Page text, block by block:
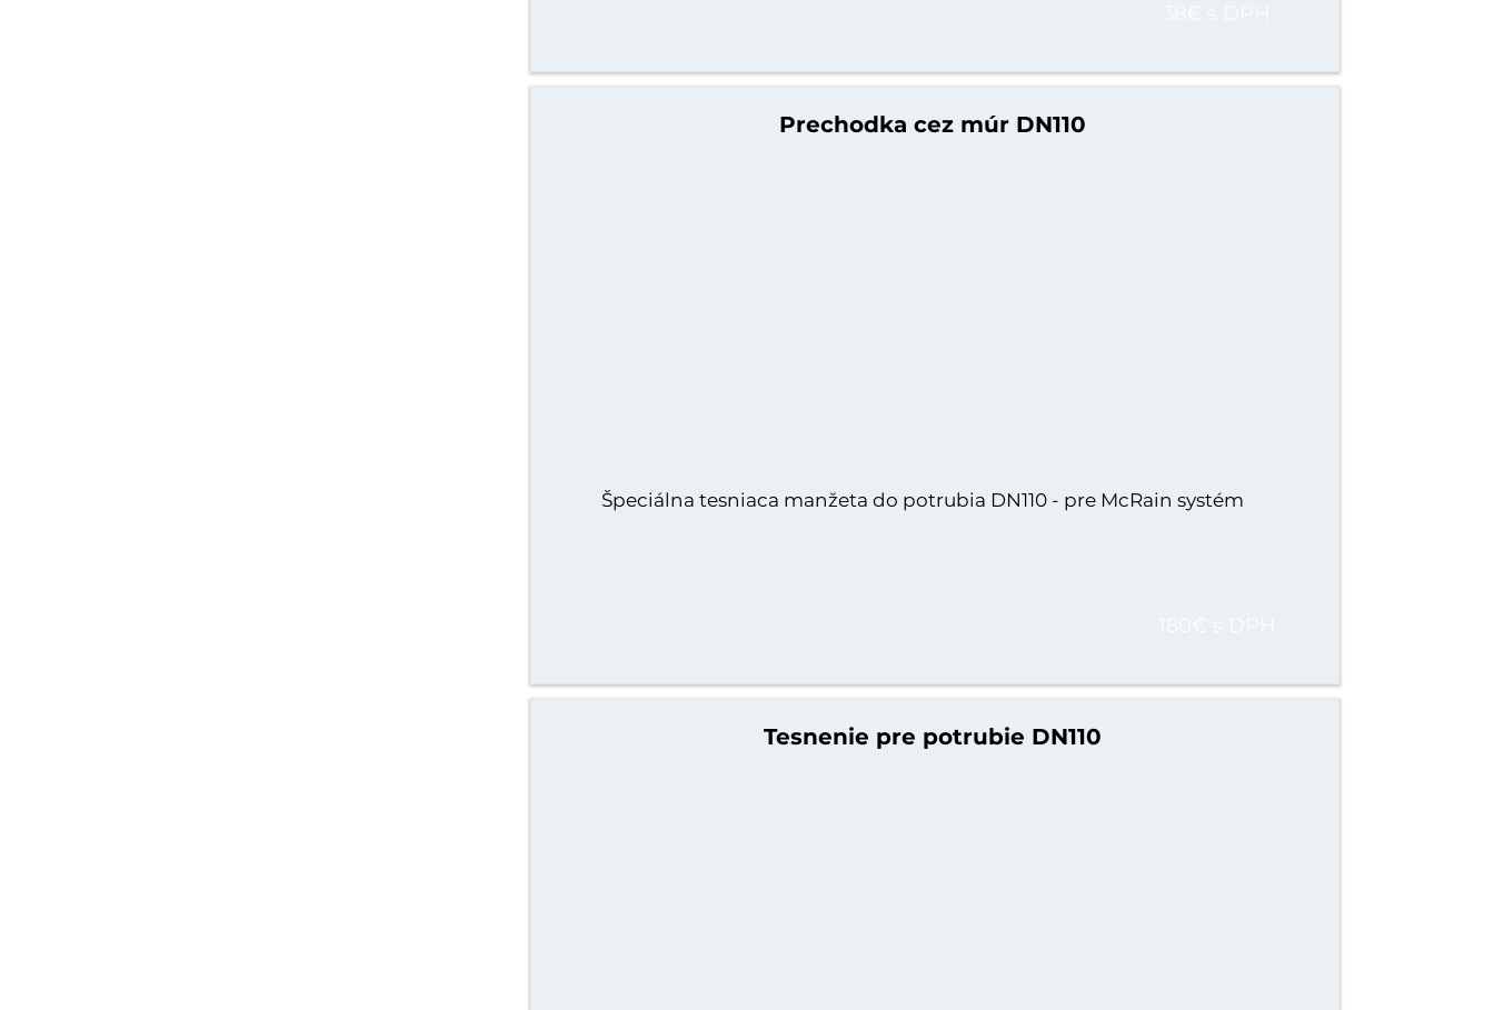
Prechodka cez múr DN110
Špeciálna tesniaca manžeta do potrubia DN110 - pre McRain systém
Tesnenie pre potrubie DN110